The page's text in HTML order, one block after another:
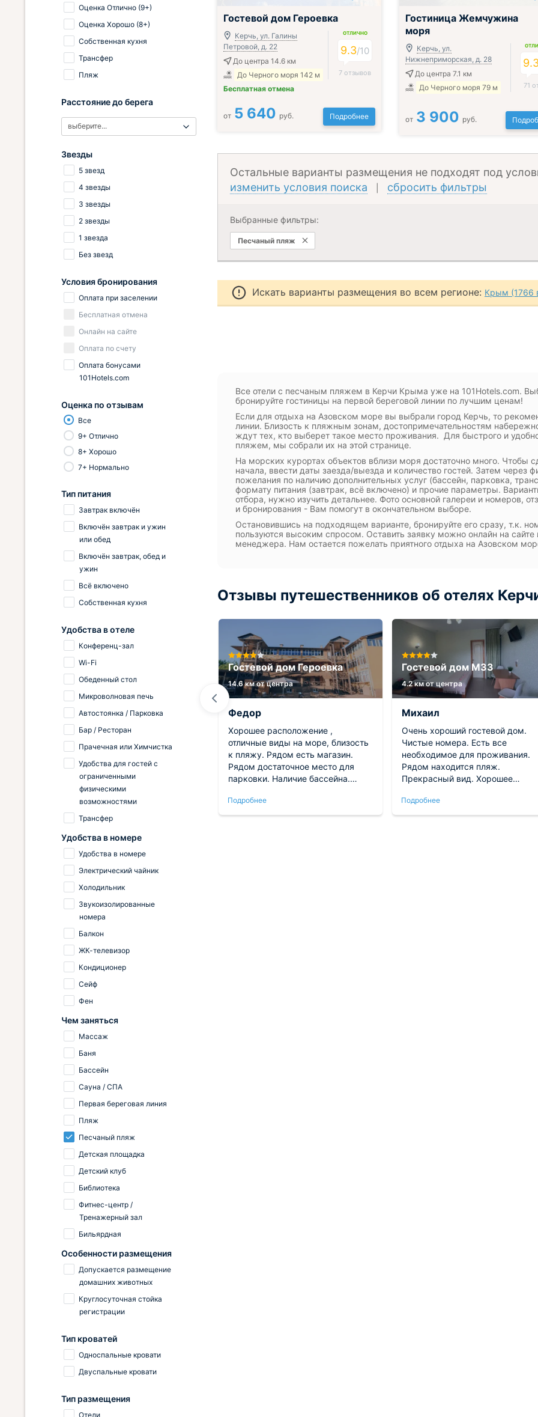
Включён завтрак, обед и ужин
Гостевой дом Героевка
Керчь, ул. Галины
Петровой, д. 22
До центра 14.6 км
До Черного моря 142 м
Бесплатная отмена
ОТЛИЧНО
9.3/10
7 отзывов
от 5 640 руб. Подробнее
Гостиница Жемчужина
моря
Керчь, ул.
Нижнеприморская, д. 28
До центра 7.1 км
До Черного моря 79 м
71
от 3 900 руб.
Остальные варианты размещения не подходят под
изменить условия поиска
сбросить фильтры
Выбранные фильтры:
Песчаный пляж
Искать варианты размещения во всем регионе: Крым (1766
Все отели с песчаным пляжем в Керчи Крыма уже на 101Hotels.com.
бронируйте гостиницы на первой береговой линии по лучшим ценам!
Если для отдыха на Азовском море вы выбрали город Керчь, то
линии. Близость к пляжным зонам, достопримечательностям
ждут тех, кто выберет такое место проживания. Для быстрого и
пляжем, мы собрали их на этой странице.
На морских курортах объектов вблизи моря достаточно много. Чтобы
начала, ввести даты заезда/выезда и количество гостей. Затем
пожелания по наличию дополнительных услуг (бассейн, парковка,
формату питания (завтрак, всё включено) и прочие параметры.
отбора, нужно изучить детальнее. Фото основной галереи и номеров,
и бронирования - Вам помогут в окончательном выборе.
Остановившись на подходящем варианте, бронируйте его сразу, т.к.
пользуются высоким спросом. Оставить заявку можно онлайн на
менеджера. Нам остается пожелать приятного отдыха на Азовском
Отзывы путешественников об отелях
Апартаменты Гостиный двор
7.3 км от центра
Андрей
Среди множества гостиниц,
увиденных в странствиях, эта
выделяется как настоящий
шедевр. Умиротворяющая и
камерная обстановка в сочетании
с роскошным убранством
создают идеальные условия для
отдыха. Время, проведенное
здесь, оставило в памяти лишь
теплые и радостные моменты,
совершенно без тени негатива.
Радует и тот факт, что столь
высокий уровень сервиса
предлагается по весьма
умеренной цене, что делает
предложение невероятно
выгодным. Я без малейших
сомнений направлю сюда своих
знакомых, будучи уверенным в их
восторге.
Подробнее
Гостевой дом Героевка
14.6 км от центра
Федор
Хорошее расположение ,
отличные виды на море, близость
к пляжу. Рядом есть магазин.
Рядом достаточное место для
парковки. Наличие бассейна.
место питания , но мы им не
воспользовались. Номер очень
Подробнее
Гостевой дом М33
4.2 км от центра
Михаил
Очень хороший гостевой дом.
Чистые номера. Есть все
необходимое для проживания.
Рядом находится пляж.
Прекрасный вид. Хорошее
Подробнее
Оценка Отлично (9+)
Оценка Хорошо (8+)
Собственная кухня
Трансфер
Пляж
Расстояние до берега
выберите...
Звезды
5 звезд
4 звезды
3 звезды
2 звезды
1 звезда
Без звезд
Условия бронирования
Оплата при заселении
Бесплатная отмена
Онлайн на сайте
Оплата по счету
Оплата бонусами
101Hotels.com
Оценка по отзывам
Все
9+ Отлично
8+ Хорошо
7+ Нормально
Тип питания
Завтрак включён
Включён завтрак и ужин
или обед
Включён завтрак, обед и
ужин
Всё включено
Собственная кухня
Удобства в отеле
Конференц-зал
Wi-Fi
Обеденный стол
Микроволновая печь
Автостоянка / Парковка
Бар / Ресторан
Прачечная или Химчистка
Удобства для гостей с
ограниченными
физическими
возможностями
Трансфер
Удобства в номере
Удобства в номере
Электрический чайник
Холодильник
Звукоизолированные
номера
Балкон
ЖК-телевизор
Кондиционер
Сейф
Фен
Чем заняться
Массаж
Баня
Бассейн
Сауна / СПА
Первая береговая линия
Пляж
Песчаный пляж
Детская площадка
Детский клуб
Библиотека
Фитнес-центр /
Тренажерный зал
Бильярдная
Особенности размещения
Допускается размещение
домашних животных
Круглосуточная стойка
регистрации
Тип кроватей
Односпальные кровати
Двуспальные кровати
Тип размещения
Отели